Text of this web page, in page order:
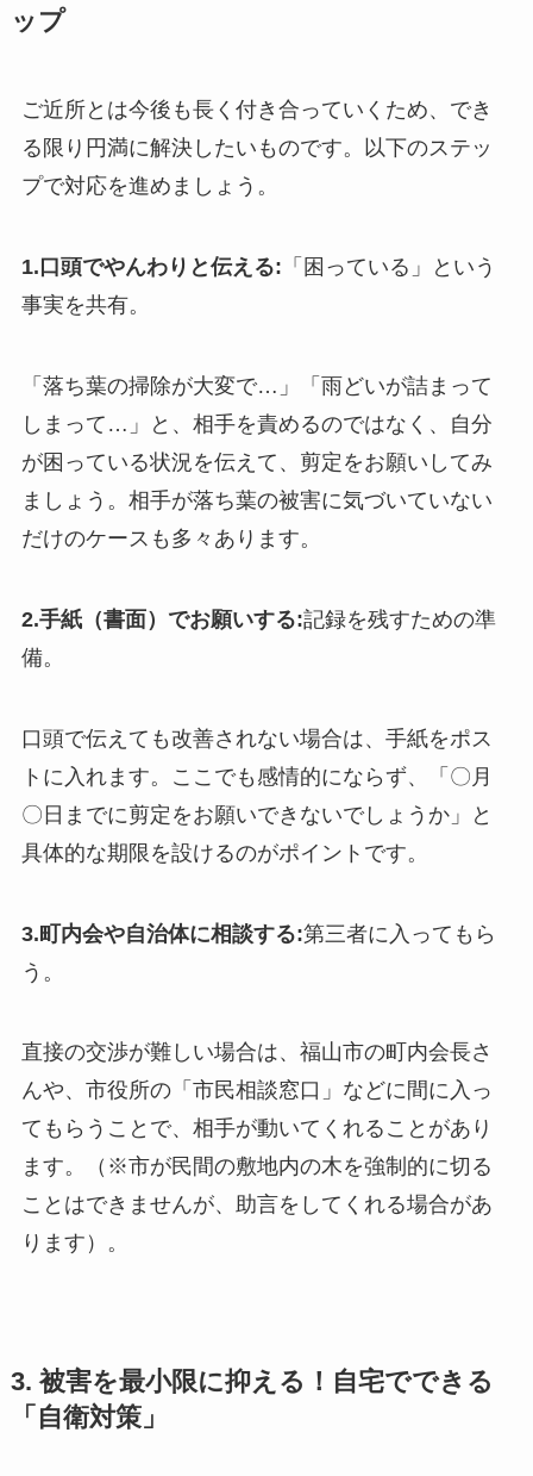
ップ
ご近所とは今後も長く付き合っていくため、でき
る限り円満に解決したいものです。以下のステッ
プで対応を進めましょう。
1.口頭でやんわりと伝える: 「困っている」という
事実を共有。
「落ち葉の掃除が大変で…」「雨どいが詰まって
しまって…」と、相手を責めるのではなく、自分
が困っている状況を伝えて、剪定をお願いしてみ
ましょう。相手が落ち葉の被害に気づいていない
だけのケースも多々あります。
2.手紙（書面）でお願いする:記録を残すための準
備。
口頭で伝えても改善されない場合は、手紙をポス
トに入れます。ここでも感情的にならず、「〇月
〇日までに剪定をお願いできないでしょうか」と
具体的な期限を設けるのがポイントです。
3.町内会や自治体に相談する:第三者に入ってもら
う。
直接の交渉が難しい場合は、福山市の町内会長さ
んや、市役所の「市民相談窓口」などに間に入っ
てもらうことで、相手が動いてくれることがあり
ます。（※市が民間の敷地内の木を強制的に切る
ことはできませんが、助言をしてくれる場合があ
ります）。
3. 被害を最小限に抑える！自宅でできる
「自衛対策」